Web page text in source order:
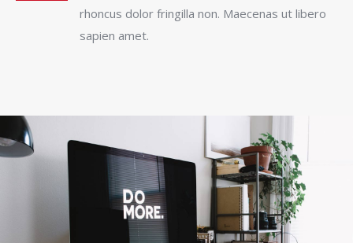
rhoncus dolor fringilla non. Maecenas ut libero
sapien amet.